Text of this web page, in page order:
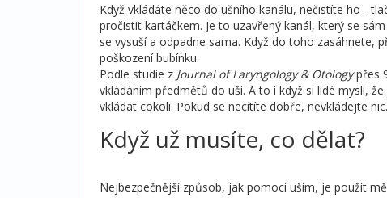
Když vkládáte něco do ušního kanálu, nečistíte ho -
pročistit kartáčkem. Je to uzavřený kanál, který se
se vysuší a odpadne sama. Když do toho zasáhnete,
poškození bubínku.
Podle studie z Journal of Laryngology & Otologypřes
vkládáním předmětů do uší. A to i když si lidé myslí,
vkládat cokoli. Pokud se necítíte dobře, nevkládejte nic.
Když už musíte, co dělat?
Nejbezpečnější způsob, jak pomoci uším, je použít